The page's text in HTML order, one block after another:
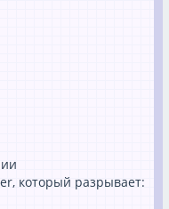
который разрывает: